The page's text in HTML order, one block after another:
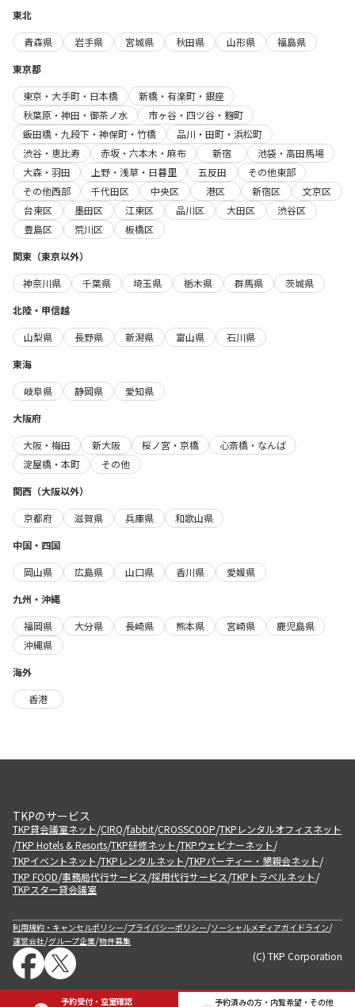
予約受付・空室確認 予約済みの方・内覧希望・その他
東北
青森県
岩手県 宮城県 秋田県 山形県
福島県
東京都
東京・大手町・日本橋
新橋・有楽町・銀座
秋葉原・神田・御茶ノ水
市ヶ谷・四ツ谷・麹町
飯田橋・九段下・神保町・竹橋
品川・田町・浜松町
渋谷・恵比寿
赤坂・六本木・麻布 新宿
池袋・高田馬場
大森・羽田
上野・浅草・日暮里 五反田
その他東部
その他西部
千代田区 中央区 港区 新宿区
文京区
台東区
墨田区 江東区 品川区 大田区
渋谷区
豊島区
荒川区
板橋区
関東（東京以外）
神奈川県
千葉県 埼玉県 栃木県 群馬県
茨城県
北陸・甲信越
山梨県
長野県 新潟県 富山県
石川県
東海
岐阜県
静岡県
愛知県
大阪府
大阪・梅田
新大阪 桜ノ宮・京橋
心斎橋・なんば
淀屋橋・本町
その他
関西（大阪以外）
京都府
滋賀県 兵庫県
和歌山県
中国・四国
岡山県
広島県 山口県 香川県
愛媛県
九州・沖縄
福岡県
大分県 長崎県 熊本県 宮崎県
鹿児島県
沖縄県
海外
香港
TKPのサービス
TKP貸会議室ネット/CIRQ/fabbit/CROSSCOOP/TKPレンタルオフィスネット
/TKP Hotels & Resorts/TKP研修ネット/TKPウェビナーネット/
TKPイベントネット/TKPレンタルネット/TKPパーティー・懇親会ネット/
TKP FOOD/事務局代行サービス/採用代行サービス/TKPトラベルネット/
TKPスター貸会議室
利用規約・キャンセルポリシー/プライバシーポリシー/ソーシャルメディアガイドライン/
運営会社/グループ企業/物件募集
(C) TKP Corporation